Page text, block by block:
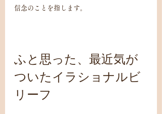
信念のことを指します。
ふと思った、最近気が
ついたイラショナルビ
リーフ